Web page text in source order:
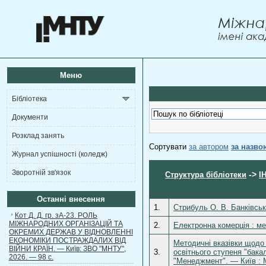
Меню
Бібліотека
Документи
Розклад занять
Журнал успішності (коледж)
Зворотній зв'язок
Останні внесення
Кот Д. Д. гр. зА-23. РОЛЬ
МІЖНАРОДНИХ ОРГАНІЗАЦІЙ ТА
ОКРЕМИХ ДЕРЖАВ У ВІДНОВЛЕННІ
ЕКОНОМІКИ ПОСТРАЖДАЛИХ ВІД
ВІЙНИ КРАЇН. — Київ: ЗВО "МНТУ",
2026. — 98 с.
Сортувати за автором за
Структура бібліотеки ->
1.
Стрибуль О. В.
2.
Електронна комерція :
3.
Методичні вказівки
освітнього ступеня
"Менеджмент". — Київ :